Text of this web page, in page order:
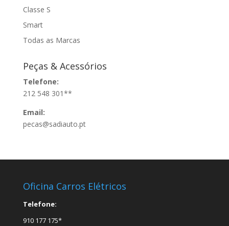
Classe S
Smart
Todas as Marcas
Peças & Acessórios
Telefone:
212 548 301**
Email:
pecas@sadiauto.pt
Oficina Carros Elétricos
Telefone:
910 177 175*